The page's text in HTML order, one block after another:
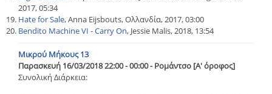
2017, 05:34
Hate for Sale, Anna Eijsbouts, Ολλανδία, 2017, 03:00
Bendito Machine VI - Carry On, Jessie Malis, 2018, 13:54
Μικρού Μήκους 13
Παρασκευή 16/03/2018 22:00 - 00:00 - Ρομάντσο [Α' όροφος]
Συνολική Διάρκεια: